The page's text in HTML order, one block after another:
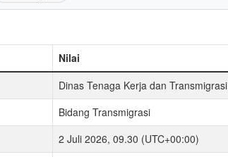
Nilai
Dinas Tenaga Kerja dan Transmigrasi
Bidang Transmigrasi
2 Juli 2026, 09.30 (UTC+00:00)